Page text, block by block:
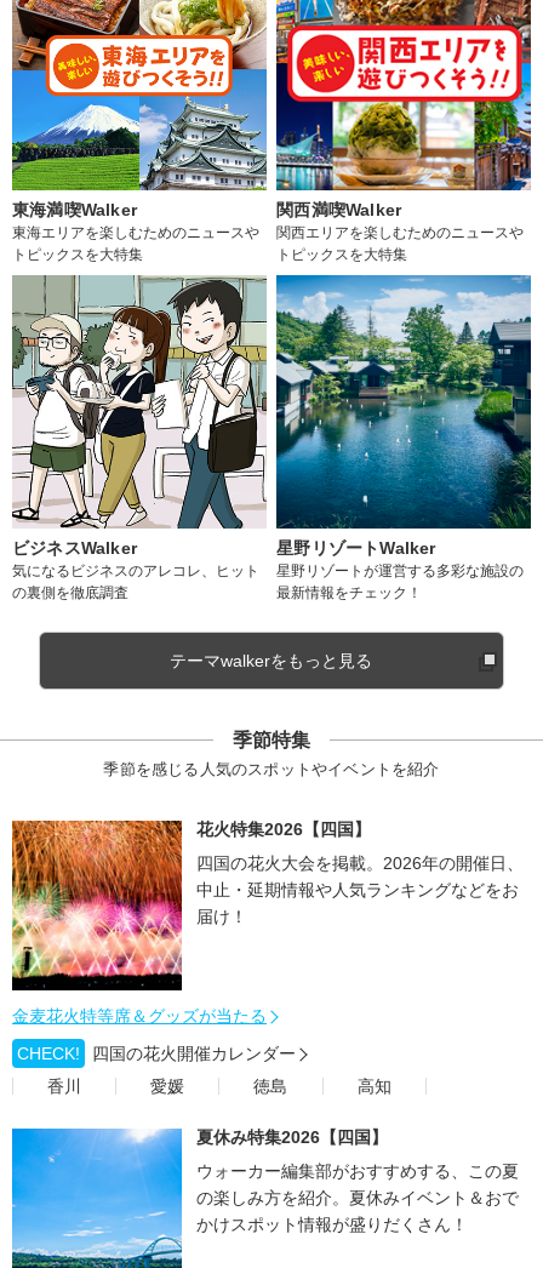
東海満喫Walker
東海エリアを楽しむためのニュースや
トピックスを大特集
関西満喫Walker
関西エリアを楽しむためのニュースや
トピックスを大特集
ビジネスWalker
気になるビジネスのアレコレ、ヒット
の裏側を徹底調査
星野リゾートWalker
星野リゾートが運営する多彩な施設の
最新情報をチェック！
テーマwalkerをもっと見る
季節特集
季節を感じる人気のスポットやイベントを紹介
花火特集2026【四国】
四国の花火大会を掲載。2026年の開催日、
中止・延期情報や人気ランキングなどをお
届け！
金麦花火特等席＆グッズが当たる
CHECK!
四国の花火開催カレンダー
香川
愛媛 徳島 高知
夏休み特集2026【四国】
ウォーカー編集部がおすすめする、この夏
の楽しみ方を紹介。夏休みイベント＆おで
かけスポット情報が盛りだくさん！